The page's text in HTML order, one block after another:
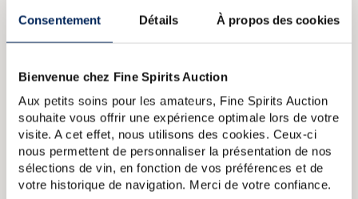
Consentement Détails À propos des cookies
Bienvenue chez Fine Spirits Auction
Aux petits soins pour les amateurs, Fine Spirits Auction
souhaite vous offrir une expérience optimale lors de votre
visite. A cet effet, nous utilisons des cookies. Ceux-ci
nous permettent de personnaliser la présentation de nos
sélections de vin, en fonction de vos préférences et de
votre historique de navigation. Merci de votre confiance.
A PROPOS DE LA CUVÉE
embouteillé brut de fût en 2018, élevé en fût de cognac.
Bouteille n°665 sur 6 000.
Rhum La Favorite 1988 Of. FlibusteRhum La Favorite 1992 Of.
FlibusteLa Favorite 1987 Of. Flibuste Cuvee SpecialeLa Favorite
1994 Of. Flibuste Cuvee Speciale La Favorite 1997 Of. Flibuste
Cuvee Speciale